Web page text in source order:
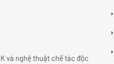
và nghệ thuật chế tác độc